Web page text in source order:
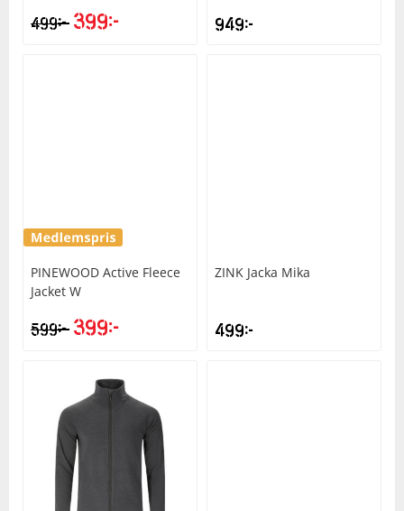
499kr 399kr 949kr
PINEWOOD Active Fleece
Jacket W
599kr 399kr
ZINK Jacka Mika
499kr